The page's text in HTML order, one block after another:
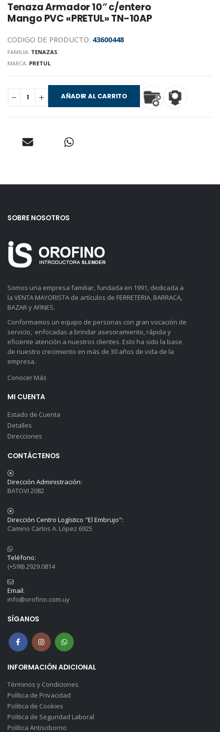
Tenaza Armador 10″ c/entero
Mango PVC «PRETUL» TN-10AP
CODIGO DE PRODUCTO: 43600448
FAMILIA: TENAZAS
MARCA: PRETUL
AÑADIR AL CARRITO
SOBRE NOSOTROS
Somos una empresa familiar, fundada en 1991, dedicada a
la VENTA MAYORISTA de artículos de FERRETERIA, BARRACA,
BAZAR y AFINES.
Conformamos un equipo de personas con gran vocación de
servicio, enfocadas a brindar asesoramiento, rápida y
eficiente atención a nuestros clientes. Esto ha sido la base
de nuestro crecimiento en más de 30 años de vida de la
empresa.
Conocer Más
MI CUENTA
Estado de Cuenta
Detalles
Direcciones
CONTÁCTENOS
Dirección Administración:
BATOVI 2082
Dirección Centro Logístico "El Embrujo":
Camino Carlos A. López 6925
Teléfono:
(+598) 2929.0814
Email:
info@orofino.com.uy
SÍGANOS
INFORMACIÓN ADICIONAL
Términos y Condiciones
Política de Privacidad
Política de Cookies
Política de Seguridad Laboral
Política Antisoborno